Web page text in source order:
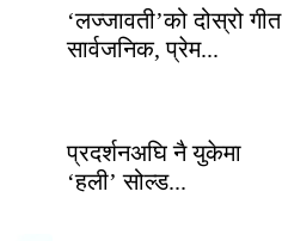
‘लज्जावती’को दोस्रो गीत
सार्वजनिक, प्रेम...
प्रदर्शनअघि नै युकेमा
‘हली’ सोल्ड...